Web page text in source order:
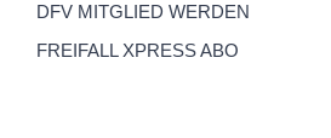
DFV MITGLIED WERDEN
FREIFALL XPRESS ABO